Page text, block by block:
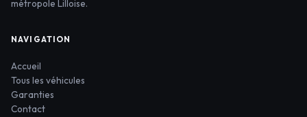
métropole Lilloise.
NAVIGATION
Accueil
Tous les véhicules
Garanties
Contact